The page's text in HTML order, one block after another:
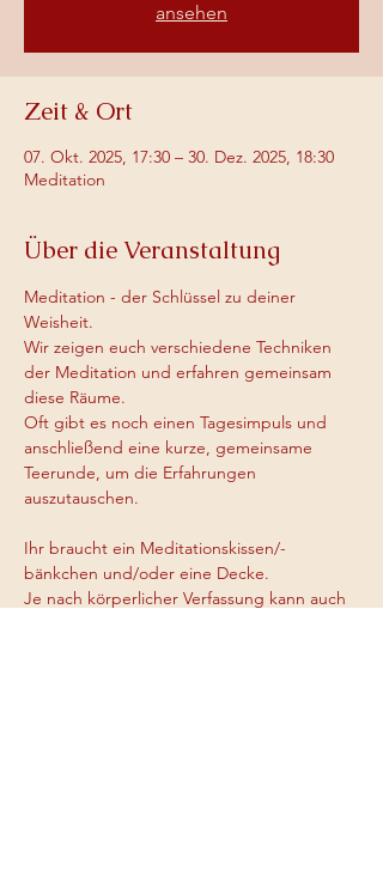
ansehen
Zeit & Ort
07. Okt. 2025, 17:30 – 30. Dez. 2025, 18:30
Meditation
Über die Veranstaltung
Meditation - der Schlüssel zu deiner
Weisheit.
Wir zeigen euch verschiedene Techniken
der Meditation und erfahren gemeinsam
diese Räume.
Oft gibt es noch einen Tagesimpuls und
anschließend eine kurze, gemeinsame
Teerunde, um die Erfahrungen
auszutauschen.
Ihr braucht ein Meditationskissen/-
bänkchen und/oder eine Decke.
Je nach körperlicher Verfassung kann auch